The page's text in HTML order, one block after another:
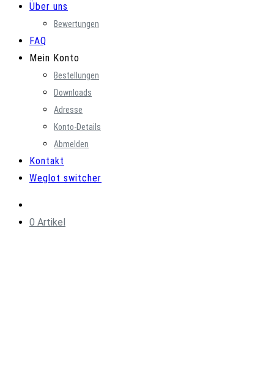
Über uns
Bewertungen
FAQ
Mein Konto
Bestellungen
Downloads
Adresse
Konto-Details
Abmelden
Kontakt
Weglot switcher
0 Artikel